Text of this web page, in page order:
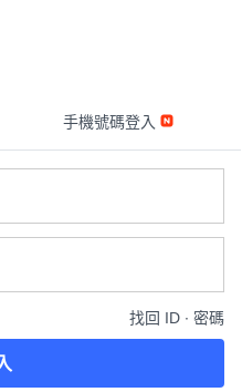
手機號碼登入
找回 ID ∙ 密碼